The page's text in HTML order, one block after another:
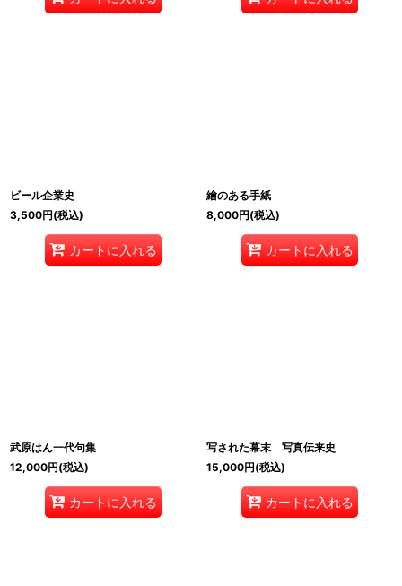
ビール企業史
3,500円(税込)
カートに入れる
繪のある手紙
8,000円(税込)
カートに入れる
武原はん一代句集
12,000円(税込)
カートに入れる
写された幕末 写真伝来史
15,000円(税込)
カートに入れる